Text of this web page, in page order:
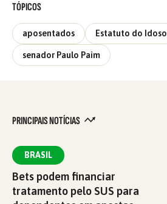
TÓPICOS
aposentados Estatuto do Idoso
senador Paulo Paim
PRINCIPAIS NOTÍCIAS
BRASIL
Bets podem financiar
tratamento pelo SUS para